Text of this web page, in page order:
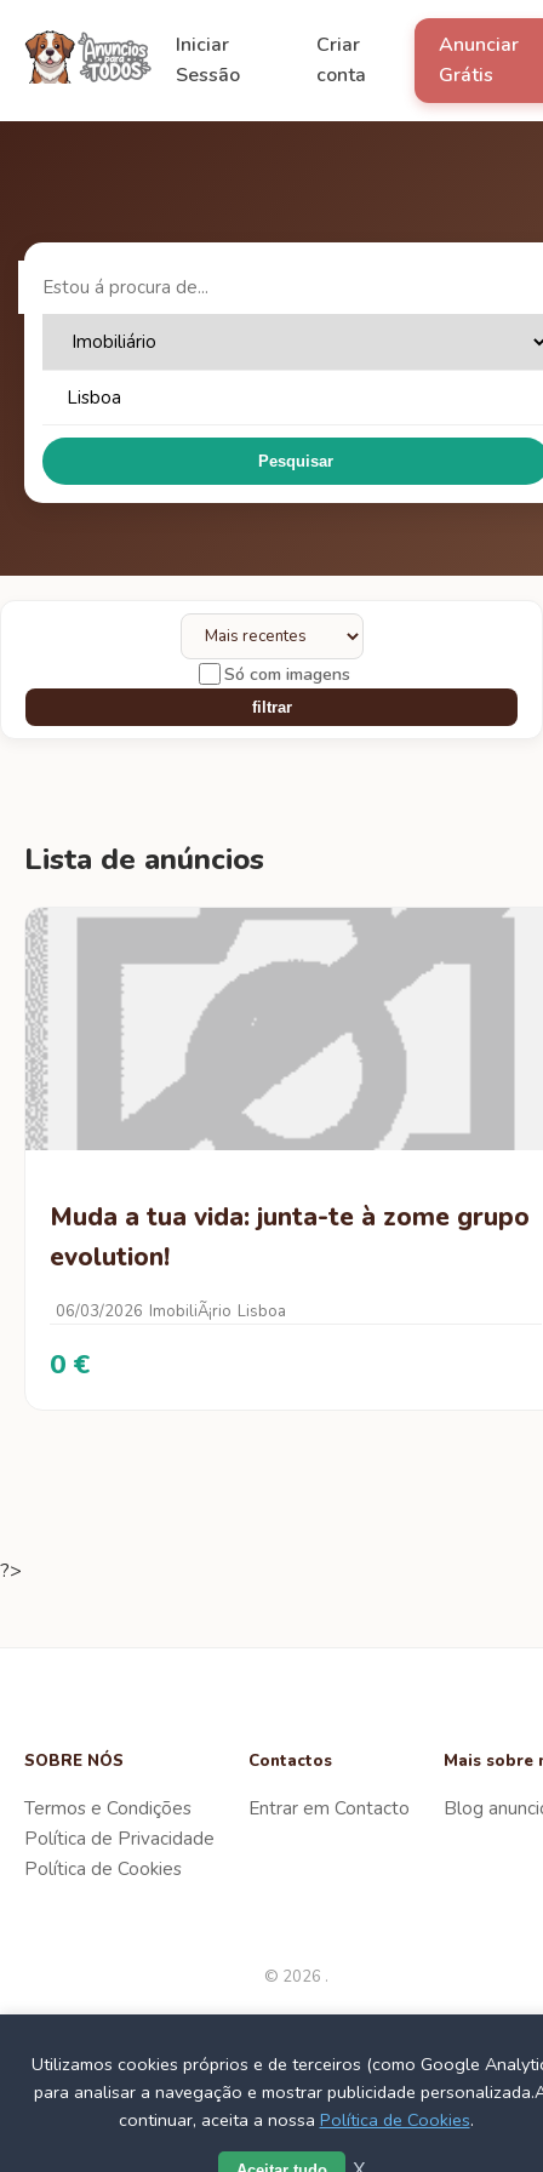
Iniciar
Sessão
Criar
conta
Anunciar
Grátis
Pesquisar
Só com imagens
filtrar
Lista de anúncios
Muda a tua vida: junta-te à zome grupo
evolution!
06/03/2026 ImobiliÃ¡rio Lisboa
0 €
?>
SOBRE NÓS
Termos e Condições
Política de Privacidade
Política de Cookies
Contactos
Entrar em Contacto
Mais sobre
Blog
© 2026 .
Utilizamos cookies próprios e de terceiros (como Google
para analisar a navegação e mostrar publicidade
continuar, aceita a nossa Política de Cookies.